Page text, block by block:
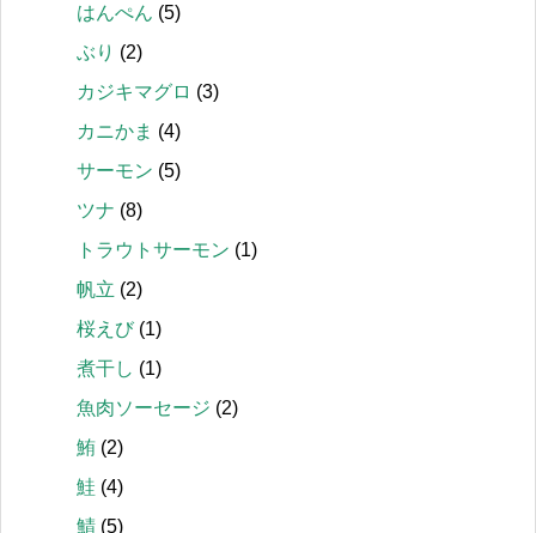
はんぺん (5)
ぶり (2)
カジキマグロ (3)
カニかま (4)
サーモン (5)
ツナ (8)
トラウトサーモン (1)
帆立 (2)
桜えび(1)
煮干し (1)
魚肉ソーセージ (2)
鮪 (2)
鮭 (4)
鯖 (5)